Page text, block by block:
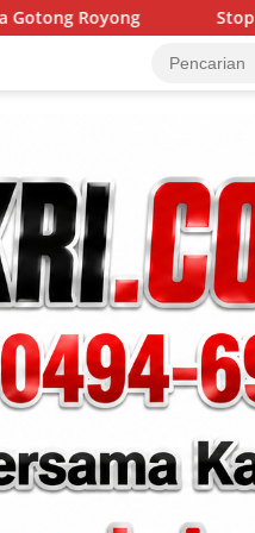
Stop Bakar Lahan, Babinsa